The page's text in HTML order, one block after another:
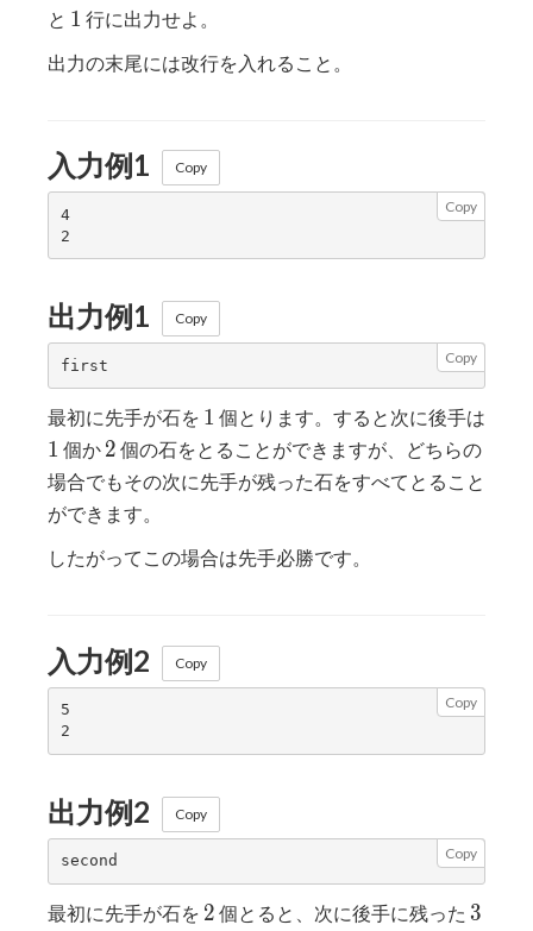
と 1
1 行に出力せよ。
出力の末尾には改行を入れること。
入力例1 Copy
Copy
4
出力例1 Copy
Copy
最初に先手が石を 1
1 個とります。すると次に後手は
1
1 個か 2
2 個の石をとることができますが、どちらの
場合でもその次に先手が残った石をすべてとること
ができます。
したがってこの場合は先手必勝です。
入力例2 Copy
Copy
5
出力例2 Copy
Copy
最初に先手が石を 2
2 個とると、次に後手に残った 3
3